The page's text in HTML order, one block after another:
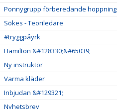
Ponnygrupp förberedande hoppning
Sökes - Teoriledare
#tryggpåyrk
Hamilton &#128330;&#65039;
Ny instruktör
Varma kläder
Inbjudan &#129321;
Nyhetsbrev